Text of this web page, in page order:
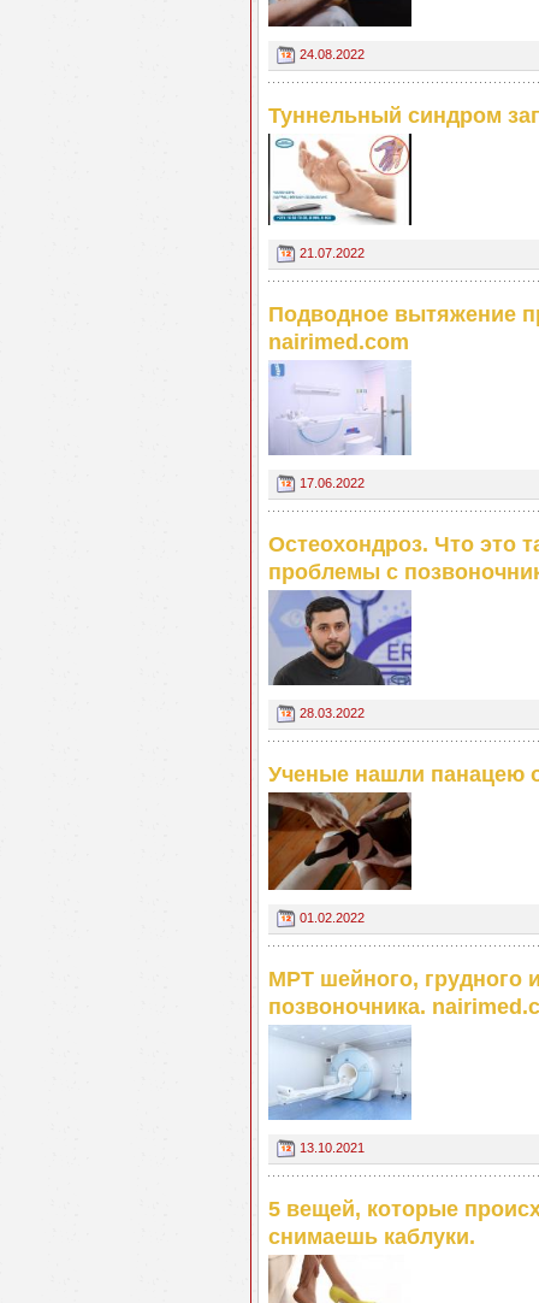
24.08.2022
Туннельный синдром
21.07.2022
Подводное вытяжение
nairimed.com
17.06.2022
Остеохондроз. Что это
проблемы с
28.03.2022
Ученые нашли панацею
01.02.2022
МРТ шейного, грудного
позвоночника.
13.10.2021
5 вещей, которые
снимаешь каблуки.